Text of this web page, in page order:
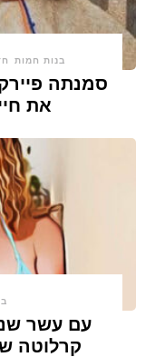
בנות חמות
סמנתה
את
עם עשר
קרלוטה